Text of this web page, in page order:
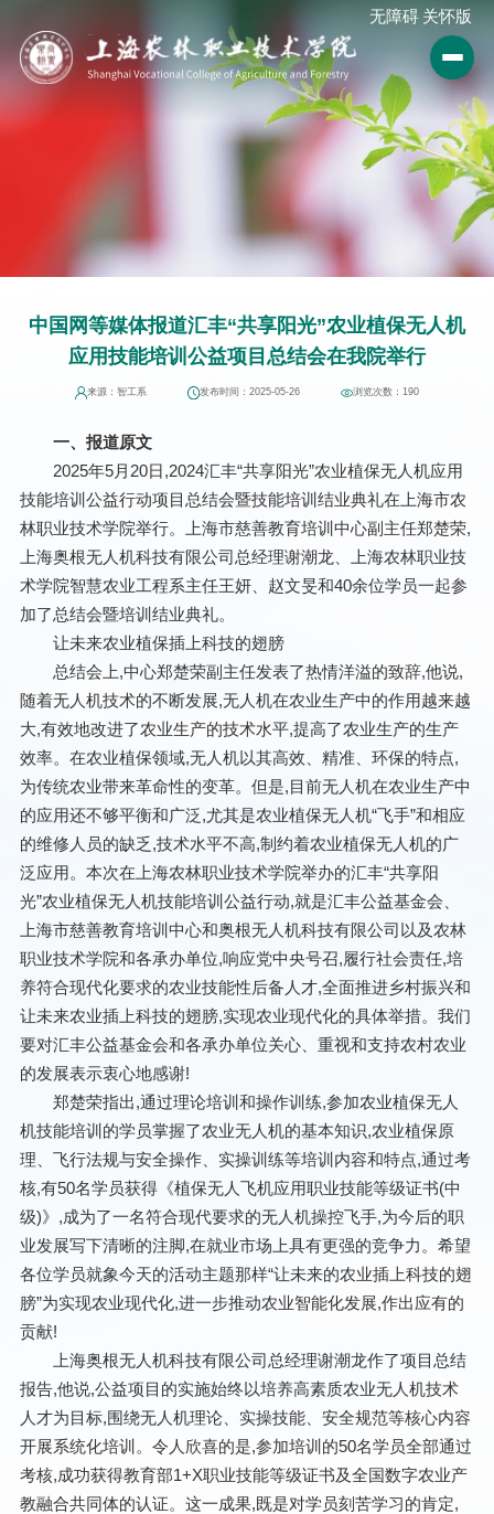
无障碍 关怀版
中国网等媒体报道汇丰“共享阳光”农业植保无人机
应用技能培训公益项目总结会在我院举行
来源：智工系 发布时间：2025-05-26 浏览次数： 190
一、报道原文
2025年5月20日,2024汇丰“共享阳光”农业植保无人机应用
技能培训公益行动项目总结会暨技能培训结业典礼在上海市农
林职业技术学院举行。上海市慈善教育培训中心副主任郑楚荣,
上海奥根无人机科技有限公司总经理谢潮龙、上海农林职业技
术学院智慧农业工程系主任王妍、赵文旻和40余位学员一起参
加了总结会暨培训结业典礼。
让未来农业植保插上科技的翅膀
总结会上,中心郑楚荣副主任发表了热情洋溢的致辞,他说,
随着无人机技术的不断发展,无人机在农业生产中的作用越来越
大,有效地改进了农业生产的技术水平,提高了农业生产的生产
效率。在农业植保领域,无人机以其高效、精准、环保的特点,
为传统农业带来革命性的变革。但是,目前无人机在农业生产中
的应用还不够平衡和广泛,尤其是农业植保无人机“飞手”和相应
的维修人员的缺乏,技术水平不高,制约着农业植保无人机的广
泛应用。本次在上海农林职业技术学院举办的汇丰“共享阳
光”农业植保无人机技能培训公益行动,就是汇丰公益基金会、
上海市慈善教育培训中心和奥根无人机科技有限公司以及农林
职业技术学院和各承办单位,响应党中央号召,履行社会责任,培
养符合现代化要求的农业技能性后备人才,全面推进乡村振兴和
让未来农业插上科技的翅膀,实现农业现代化的具体举措。我们
要对汇丰公益基金会和各承办单位关心、重视和支持农村农业
的发展表示衷心地感谢!
郑楚荣指出,通过理论培训和操作训练,参加农业植保无人
机技能培训的学员掌握了农业无人机的基本知识,农业植保原
理、飞行法规与安全操作、实操训练等培训内容和特点,通过考
核,有50名学员获得《植保无人飞机应用职业技能等级证书(中
级)》,成为了一名符合现代要求的无人机操控飞手,为今后的职
业发展写下清晰的注脚,在就业市场上具有更强的竞争力。希望
各位学员就象今天的活动主题那样“让未来的农业插上科技的翅
膀”为实现农业现代化,进一步推动农业智能化发展,作出应有的
贡献!
上海奥根无人机科技有限公司总经理谢潮龙作了项目总结
报告,他说,公益项目的实施始终以培养高素质农业无人机技术
人才为目标,围绕无人机理论、实操技能、安全规范等核心内容
开展系统化培训。令人欣喜的是,参加培训的50名学员全部通过
考核,成功获得教育部1+X职业技能等级证书及全国数字农业产
教融合共同体的认证。这一成果,既是对学员刻苦学习的肯定,